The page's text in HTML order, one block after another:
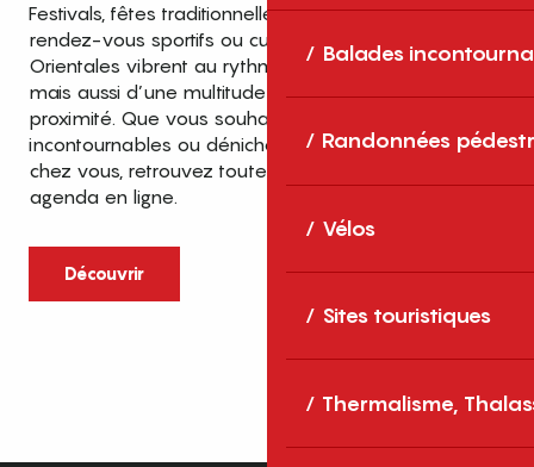
Balades
Randonnées
Vélos
Sites touristiques
Thermalisme,
Festivals, fêtes traditionnelles, concerts, expositions,
rendez-vous sportifs ou culturels… les Pyrénées-
Orientales vibrent au rythme de grands temps forts
mais aussi d’une multitude d’événements de
proximité. Que vous souhaitiez vivre les
incontournables ou dénicher des sorties près de
chez vous, retrouvez toutes les infos dans notre
agenda en ligne.
Découvrir
Top des événements et sorties
en famille
cet été dans les Pyrénées-Orientales
Entre mer Méditerranée, villages de
caractère et grands espaces naturels, les
Pyrénées-Orientales sont une destination
idéale pour partager des moments en
famille tout au long...